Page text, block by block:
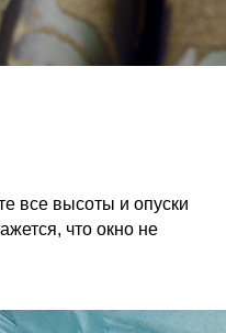
все высоты и опуски
что окно не